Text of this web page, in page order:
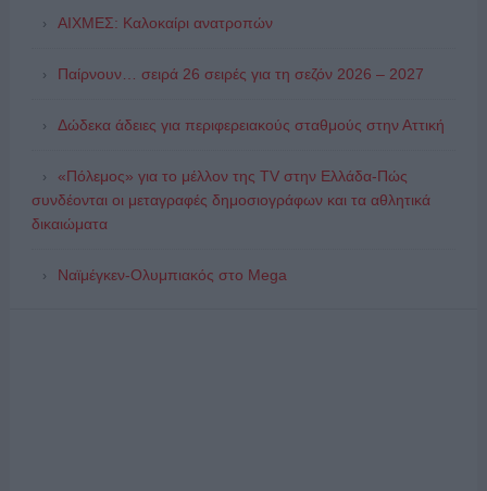
ΑΙΧΜΕΣ: Καλοκαίρι ανατροπών
Παίρνουν… σειρά 26 σειρές για τη σεζόν 2026 – 2027
Δώδεκα άδειες για περιφερειακούς σταθμούς στην Αττική
«Πόλεμος» για το μέλλον της TV στην Ελλάδα-Πώς
συνδέονται οι μεταγραφές δημοσιογράφων και τα αθλητικά
δικαιώματα
Ναϊμέγκεν-Ολυμπιακός στο Mega